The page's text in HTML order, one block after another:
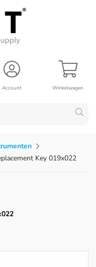
Winkelwagen
Account
Key 019x022